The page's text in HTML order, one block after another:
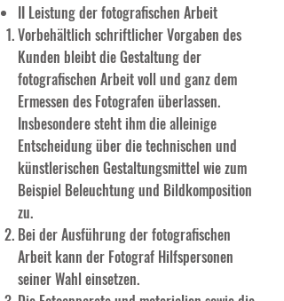
II Leistung der fotografischen Arbeit
Vorbehältlich schriftlicher Vorgaben des
Kunden bleibt die Gestaltung der
fotografischen Arbeit voll und ganz dem
Ermessen des Fotografen überlassen.
Insbesondere steht ihm die alleinige
Entscheidung über die technischen und
künstlerischen Gestaltungsmittel wie zum
Beispiel Beleuchtung und Bildkomposition
zu.
Bei der Ausführung der fotografischen
Arbeit kann der Fotograf Hilfspersonen
seiner Wahl einsetzen.